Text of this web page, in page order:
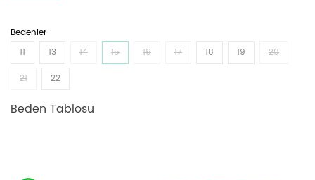
Bedenler
11
13 14 15 16 17 18 19
20
21
22
Beden Tablosu